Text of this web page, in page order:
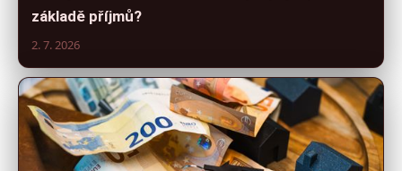
základě příjmů?
2. 7. 2026